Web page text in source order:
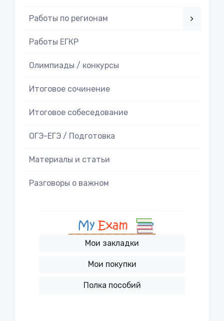
Работы по регионам
Работы ЕГКР
Олимпиады / конкурсы
Итоговое cочинение
Итоговое cобеседование
ОГЭ-ЕГЭ / Подготовка
Материалы и статьи
Разговоры о важном
Мои закладки
Мои покупки
Полка пособий